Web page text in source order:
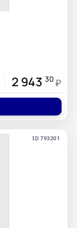
2 943 30 ₽
ID 793201